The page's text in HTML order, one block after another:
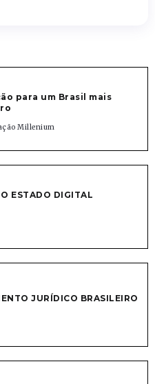
para um Brasil mais
Millenium
ESTADO DIGITAL
JURÍDICO BRASILEIRO